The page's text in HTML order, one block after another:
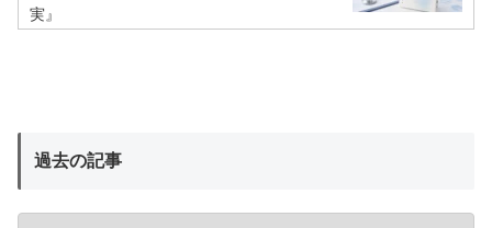
実』
過去の記事